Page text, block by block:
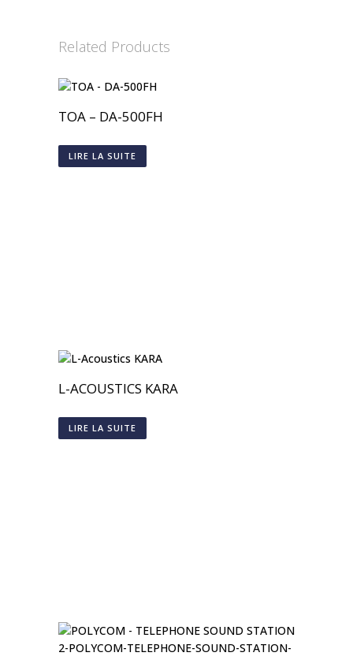
Related Products
TOA – DA-500FH
LIRE LA SUITE
L-ACOUSTICS KARA
LIRE LA SUITE